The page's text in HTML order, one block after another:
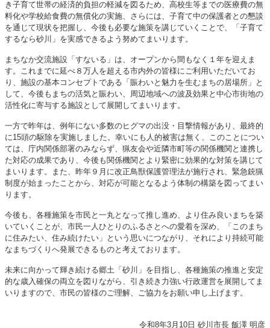
き子育て世帯の経済的負担の軽減を図るため、高校生等までの医療費の無
料化や学校給食費の無償化の実施、さらには、子育て中の保護者との懇談
を通じて現状を把握し、今後も必要な施策を講じていくことで、「子育て
するなら砂川」を実感できるよう努めてまいります。
まちなか交流施設「すないる」は、オープンから間もなく１年を迎えま
す。これまでに延べ８万人を超える市内外の皆様にご利用いただいてお
り、施設の基本コンセプトである「賑わいと魅力を生むまちの居場所」と
して、今後もまちの活気と賑わい、周辺地域への波及効果と中心市街地の
活性化に寄与する施設として展開してまいります。
一方で昨年は、例年にない多数のヒグマの出没・目撃情報があり、最終的
に15頭の駆除を実施しました。幸いにも人的被害は無く、このことについ
ては、庁内関係部署のみならず、猟友会や近隣市町等の関係機関と連携し
た対応の成果であり、今後も関係機関とより緊密に効果的な対策を講じて
まいります。また、昨年９月に改正鳥獣保護管理法が施行され、緊急銃猟
制度が始まったことから、対応が可能となるよう体制の構築を図ってまい
ります。
今後も、各種施策を市民と一丸となって推し進め、より住み良いまちを築
いていくことが、市民一人ひとりのふるさとへの愛着を深め、「このまち
に住みたい、住み続けたい」という思いにつながり、それにより持続可能
なまちづくりへ発展できるものと考えております。
未来に向かって輝き続ける郷土「砂川」を目指し、各種施策の推進と安定
的な歳入確保の両立を図りながら、引き続き力強い行政運営を展開してま
いりますので、市民の皆様のご理解、ご協力をお願い申し上げます。
令和8年3月10日 砂川市長 飯澤 明彦